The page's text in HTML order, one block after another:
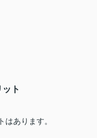
ト
はあります。